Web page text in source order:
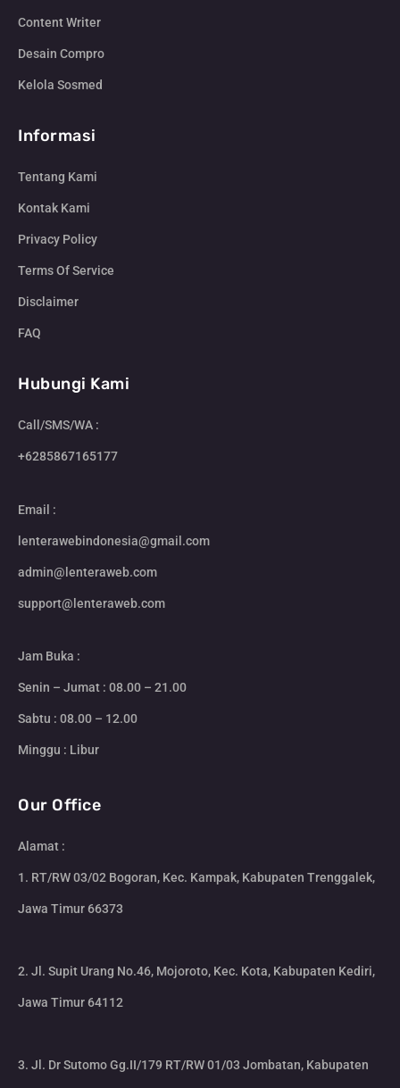
Content Writer
Desain Compro
Kelola Sosmed
Informasi
Tentang Kami
Kontak Kami
Privacy Policy
Terms Of Service
Disclaimer
FAQ
Hubungi Kami
Call/SMS/WA :
+6285867165177
Email :
lenterawebindonesia@gmail.com
admin@lenteraweb.com
support@lenteraweb.com
Jam Buka :
Senin – Jumat : 08.00 – 21.00
Sabtu : 08.00 – 12.00
Minggu : Libur
Our Office
Alamat :
1. RT/RW 03/02 Bogoran, Kec. Kampak, Kabupaten Trenggalek,
Jawa Timur 66373
2. Jl. Supit Urang No.46, Mojoroto, Kec. Kota, Kabupaten Kediri,
Jawa Timur 64112
3. Jl. Dr Sutomo Gg.II/179 RT/RW 01/03 Jombatan, Kabupaten